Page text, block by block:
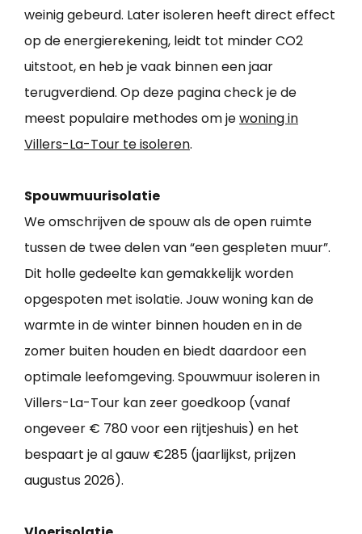
weinig gebeurd. Later isoleren heeft direct effect
op de energierekening, leidt tot minder CO2
uitstoot, en heb je vaak binnen een jaar
terugverdiend. Op deze pagina check je de
meest populaire methodes om jewoning in
Villers-La-Tour te isoleren.
Spouwmuurisolatie
We omschrijven de spouw als de open ruimte
tussen de twee delen van “een gespleten muur”.
Dit holle gedeelte kan gemakkelijk worden
opgespoten met isolatie. Jouw woning kan de
warmte in de winter binnen houden en in de
zomer buiten houden en biedt daardoor een
optimale leefomgeving. Spouwmuur isoleren in
Villers-La-Tour kan zeer goedkoop (vanaf
ongeveer € 780 voor een rijtjeshuis) en het
bespaart je al gauw €285 (jaarlijkst, prijzen
augustus 2026).